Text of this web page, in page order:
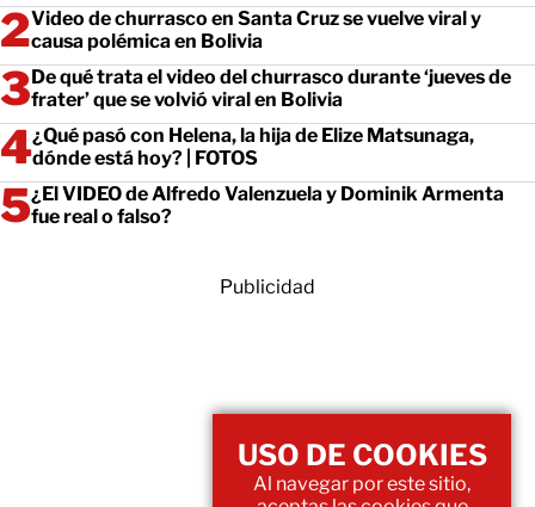
Video de churrasco en Santa Cruz se vuelve viral y
causa polémica en Bolivia
De qué trata el video del churrasco durante ‘jueves de
frater’ que se volvió viral en Bolivia
¿Qué pasó con Helena, la hija de Elize Matsunaga,
dónde está hoy? | FOTOS
¿El VIDEO de Alfredo Valenzuela y Dominik Armenta
fue real o falso?
Publicidad
USO DE COOKIES
Al navegar por este sitio,